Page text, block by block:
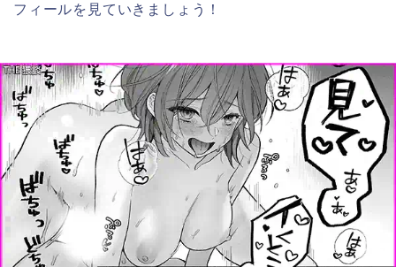
フィールを見ていきましょう！